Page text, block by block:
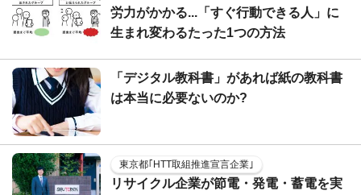
労力がかかる...「すぐ行動できる人」に
生まれ変わるたった1つの方法
「デジタル教科書」があれば紙の教科書
は本当に必要ないのか?
東京都｢HTT取組推進宣言企業｣
リサイクル企業が節電・発電・蓄電を実